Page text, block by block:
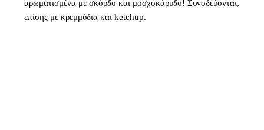
αρωματισμένα με σκόρδο και μοσχοκάρυδο! Συνοδεύονται,
επίσης με κρεμμύδια και ketchup.